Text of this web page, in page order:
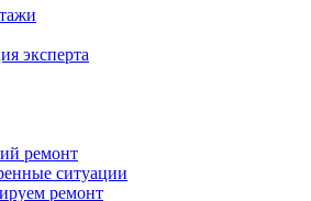
эксперта
ремонт
ситуации
ремонт